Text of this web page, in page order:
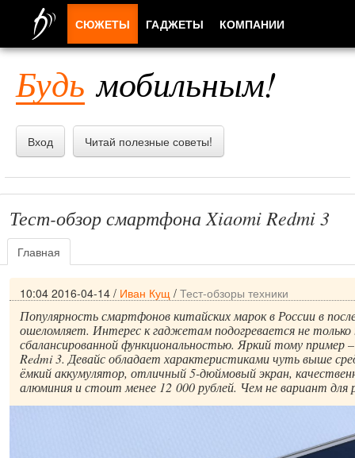
Будь мобильным!
Вход Читай полезные советы!
Тест-обзор смартфона Xiaomi Redmi 3
Главная
10:04 2016-04-14 / Иван Кущ / Тест-обзоры техники
Популярность смартфонов китайских марок в России в
ошеломляет. Интерес к гаджетам подогревается не только
сбалансированной функциональностью. Яркий тому пример
Redmi 3. Девайс обладает характеристиками чуть выше
ёмкий аккумулятор, отличный 5-дюймовый экран,
алюминия и стоит менее 12 000 рублей. Чем не вариант для
СЮЖЕТЫ ГАДЖЕТЫ КОМПАНИИ
ПРИЛОЖЕНИЯ